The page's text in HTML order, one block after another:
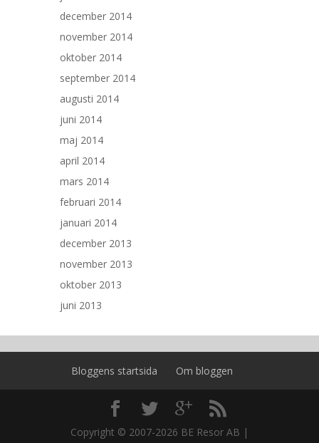
december 2014
november 2014
oktober 2014
september 2014
augusti 2014
juni 2014
maj 2014
april 2014
mars 2014
februari 2014
januari 2014
december 2013
november 2013
oktober 2013
juni 2013
Bloggens startsida Om bloggen
Copyright © 2007-2026 BE Resor AB |